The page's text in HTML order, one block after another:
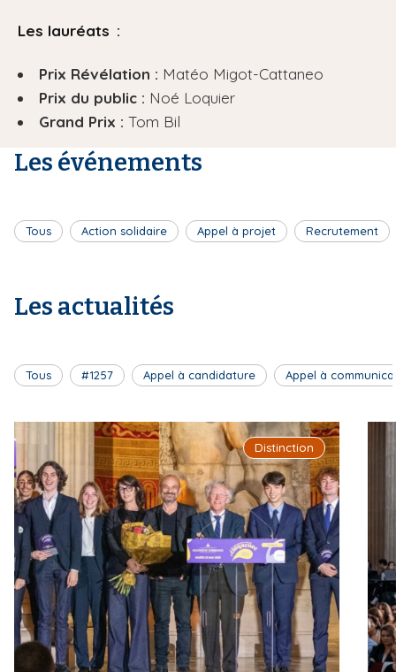
Les lauréats :
Prix Révélation : Matéo Migot-Cattaneo
Prix du public : Noé Loquier
Grand Prix : Tom Bil
Les événements
Tous Action solidaire Appel à projet Recrutement
Les actualités
Tous #1257 Appel à candidature Appel à
Distinction